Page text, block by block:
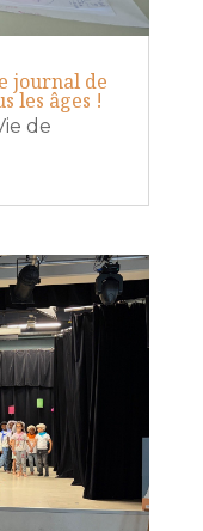
journal de
les âges !
de